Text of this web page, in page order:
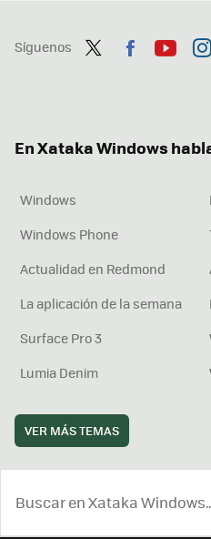
Síguenos
En Xataka Windows
Windows
Windows Phone
Actualidad en Redmond
La aplicación de la semana
Surface Pro 3
Lumia Denim
VER MÁS TEMAS